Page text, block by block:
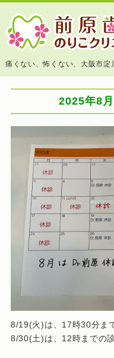
痛くない、怖くない、大阪市淀
ホーム
診療内容
院長挨拶
院内紹介
アクセス
2025年8
8/19(火)は、17時30分ま
8/30(土)は、12時までの